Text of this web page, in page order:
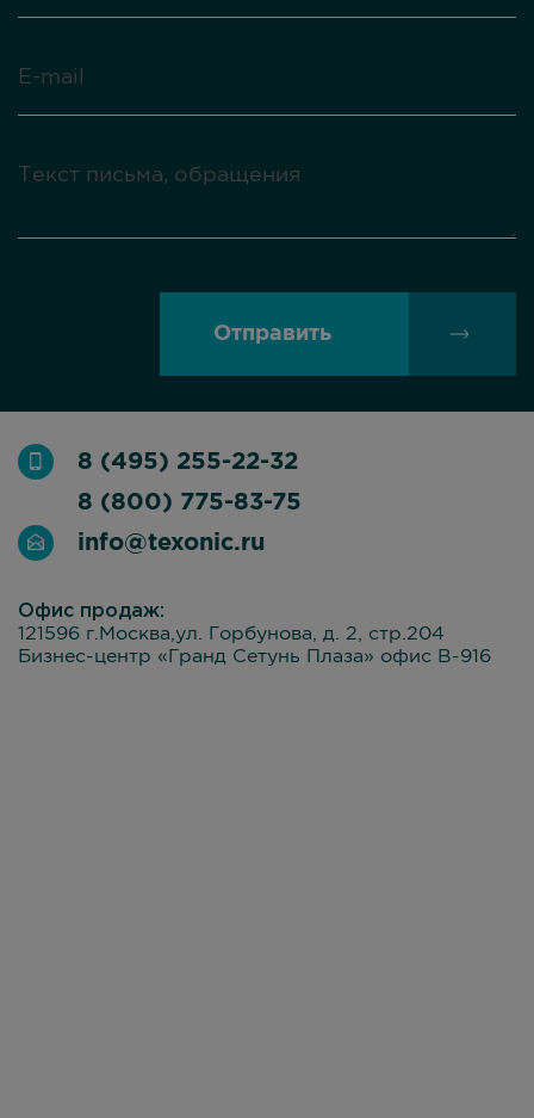
Отправить
8 (495) 255-22-32
8 (800) 775-83-75
info@texonic.ru
Офис продаж:
121596 г.Москва,ул. Горбунова, д. 2, стр.204
Бизнес-центр «Гранд Сетунь Плаза» офис В-916